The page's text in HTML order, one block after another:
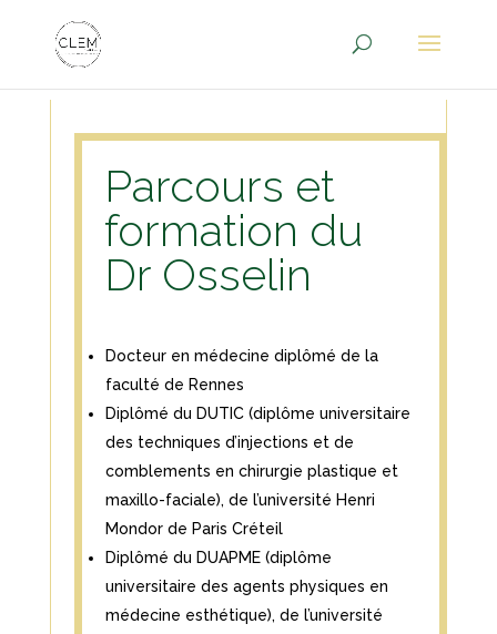
Parcours et
formation du
Dr Osselin
Docteur en médecine diplômé de la
faculté de Rennes
Diplômé du DUTIC (diplôme universitaire
des techniques d’injections et de
comblements en chirurgie plastique et
maxillo-faciale), de l’université Henri
Mondor de Paris Créteil
Diplômé du DUAPME (diplôme
universitaire des agents physiques en
médecine esthétique), de l’université